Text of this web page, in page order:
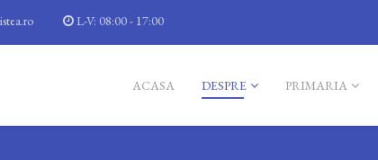
L-V: 08:00 - 17:00
ACASA DESPRE PRIMARIA